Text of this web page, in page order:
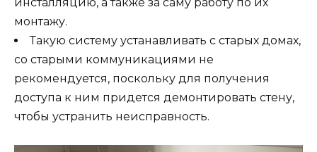
монтажу.
Такую систему устанавливать с старых домах,
со старыми коммуникациями не
рекомендуется, поскольку для получения
доступа к ним придется демонтировать стену,
чтобы устранить неисправность.